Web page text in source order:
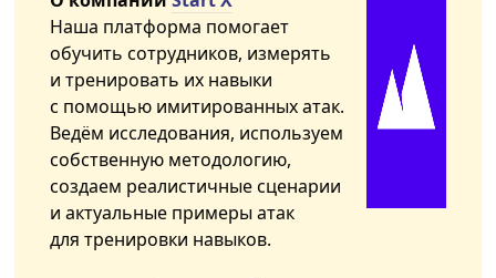
Наша платформа помогает
обучить сотрудников, измерять
и тренировать их навыки
с помощью имитированных атак.
Ведём исследования, используем
собственную методологию,
создаем реалистичные сценарии
и актуальные примеры атак
для тренировки навыков.